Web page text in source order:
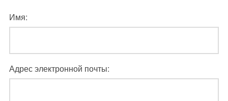
Имя:
Адрес электронной почты: